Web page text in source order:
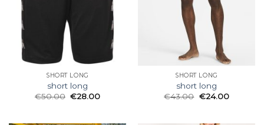
SHORT LONG
short long
€50.00 €28.00
SHORT LONG
short long
€43.00 €24.00